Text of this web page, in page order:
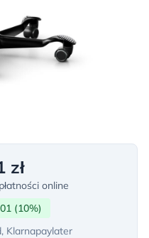
zł
online
(10%)
Klarnapaylater